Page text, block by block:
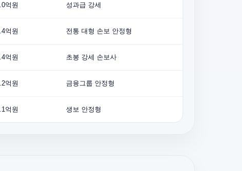
억원 성과급 강세
억원 전통 대형 손보 안정형
억원 초봉 강세 손보사
억원 금융그룹 안정형
억원 생보 안정형